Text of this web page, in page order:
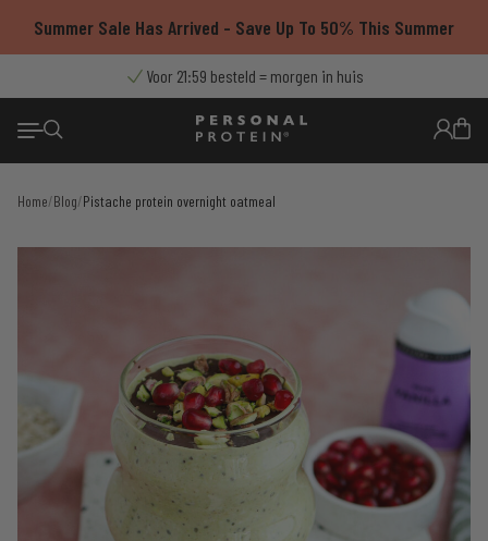
Summer Sale Has Arrived - Save Up To 50% This Summer
9.4/10 uit 7500+ reviews
Gratis verzending vanaf €55
Thuisbezorgd met PostNL
Voor 21:59 besteld = morgen in huis
Home/Blog/Pistache protein overnight oatmeal